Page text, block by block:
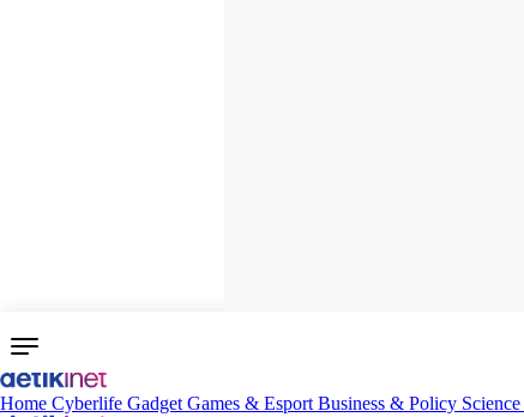
Home Cyberlife Gadget Games & Esport Business & Policy Science